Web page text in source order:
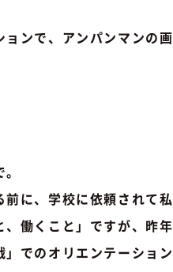
ンで、アンパンマンの画
に、学校に依頼されて私
働くこと」ですが、昨年
でのオリエンテーション